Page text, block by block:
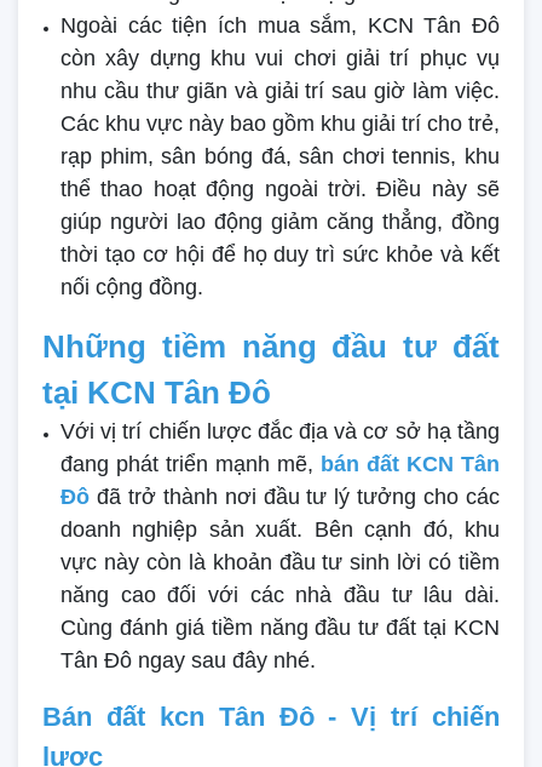
Ngoài các tiện ích mua sắm, KCN Tân Đô
còn xây dựng khu vui chơi giải trí phục vụ
nhu cầu thư giãn và giải trí sau giờ làm việc.
Các khu vực này bao gồm khu giải trí cho trẻ,
rạp phim, sân bóng đá, sân chơi tennis, khu
thể thao hoạt động ngoài trời. Điều này sẽ
giúp người lao động giảm căng thẳng, đồng
thời tạo cơ hội để họ duy trì sức khỏe và kết
nối cộng đồng.
Những tiềm năng đầu tư đất
tại KCN Tân Đô
Với vị trí chiến lược đắc địa và cơ sở hạ tầng
đang phát triển mạnh mẽ, bán đất KCN Tân
Đô đã trở thành nơi đầu tư lý tưởng cho các
doanh nghiệp sản xuất. Bên cạnh đó, khu
vực này còn là khoản đầu tư sinh lời có tiềm
năng cao đối với các nhà đầu tư lâu dài.
Cùng đánh giá tiềm năng đầu tư đất tại KCN
Tân Đô ngay sau đây nhé.
Bán đất kcn Tân Đô - Vị trí chiến
lược